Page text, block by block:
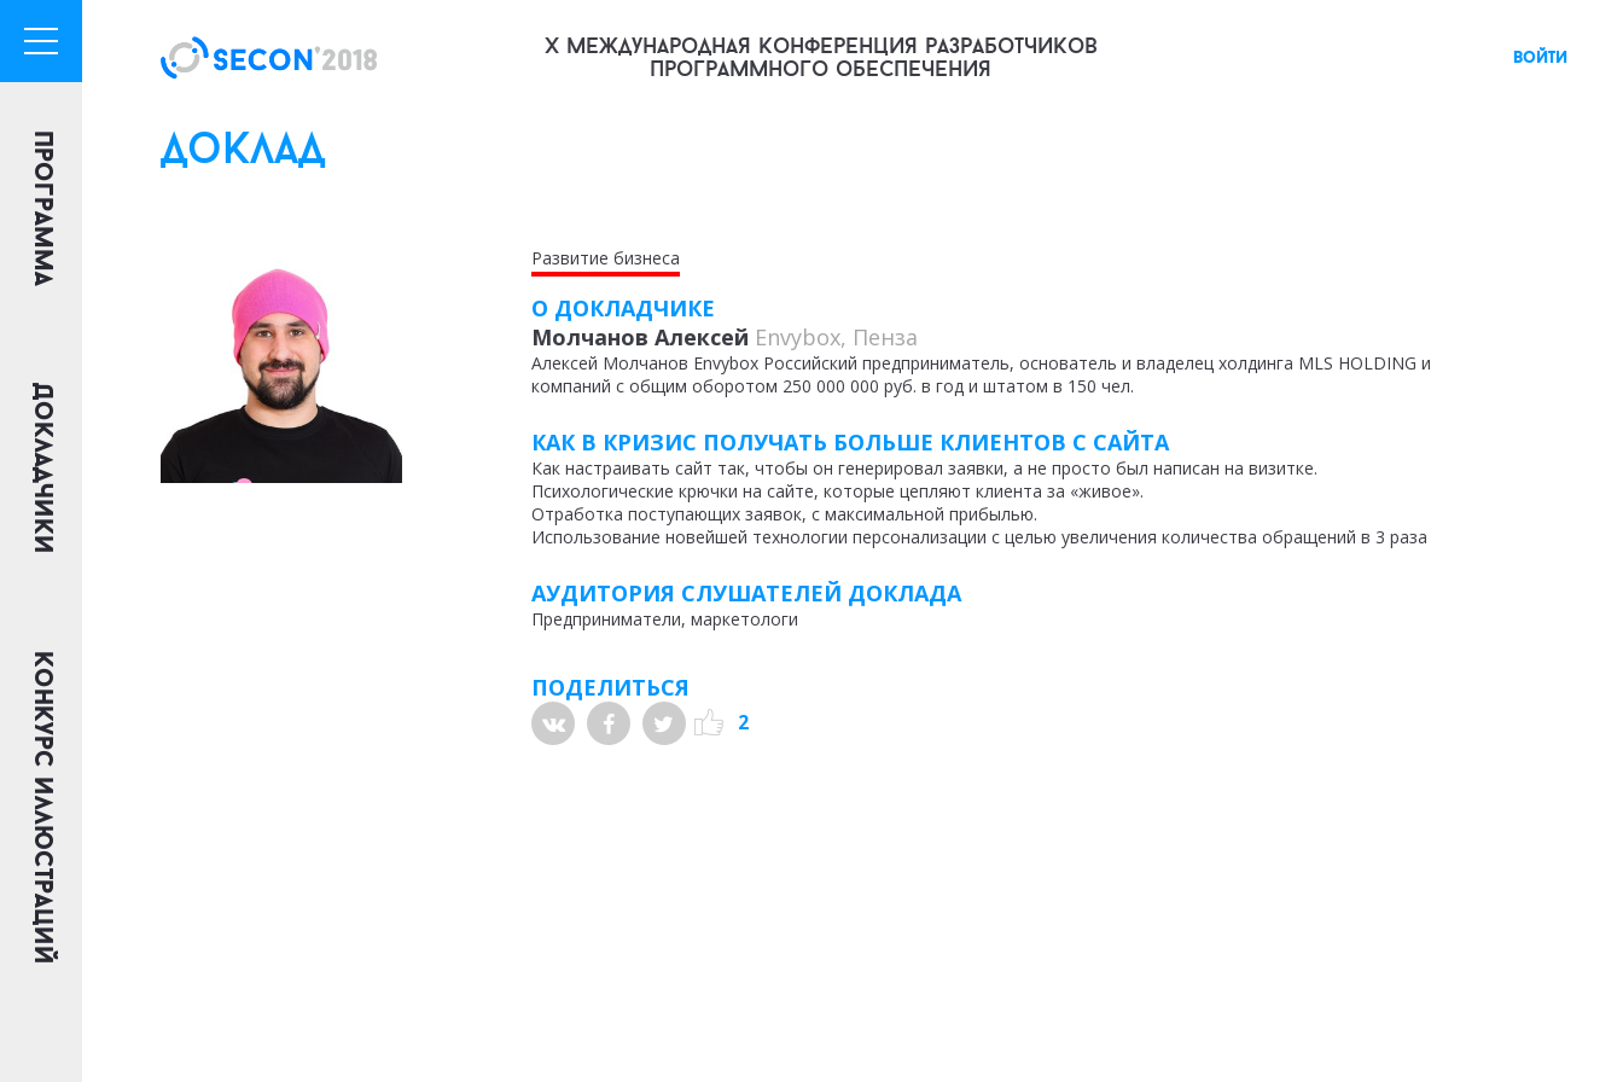
Программа
Докладчики
Конкурс иллюстраций
X международная конференция разработчиков
программного обеспечения
войти
доклад
Развитие бизнеса
О ДОКЛАДЧИКЕ
Молчанов Алексей Envybox, Пенза
Алексей Молчанов Envybox Российский предприниматель, основатель и владелец холдинга MLS HOLDING и
компаний с общим оборотом 250 000 000 руб. в год и штатом в 150 чел.
КАК В КРИЗИС ПОЛУЧАТЬ БОЛЬШЕ КЛИЕНТОВ С САЙТА
Как настраивать сайт так, чтобы он генерировал заявки, а не просто был написан на визитке.
Психологические крючки на сайте, которые цепляют клиента за «живое».
Отработка поступающих заявок, с максимальной прибылью.
Использование новейшей технологии персонализации с целью увеличения количества обращений в 3 раза
АУДИТОРИЯ СЛУШАТЕЛЕЙ ДОКЛАДА
Предприниматели, маркетологи
ПОДЕЛИТЬСЯ
2